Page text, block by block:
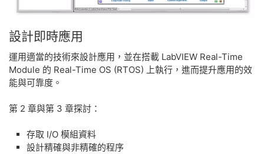
設計即時應用
運用適當的技術來設計應用，並在搭載 LabVIEW Real-Time
Module 的 Real-Time OS (RTOS) 上執行，進而提升應用的效
能與可靠度。
第 2 章與第 3 章探討：
存取 I/O 模組資料
設計精確與非精確的程序